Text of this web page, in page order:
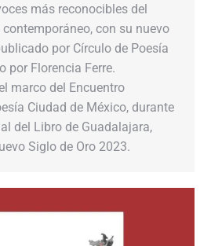
más reconocibles del
con su nuevo
por Círculo de Poesía
por Florencia Ferre.
marco del Encuentro
Ciudad de México, durante
del Libro de Guadalajara,
Siglo de Oro 2023.